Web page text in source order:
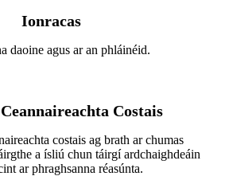
Ionracas
daoine agus ar an phláinéid.
Costais
costais ag brath ar chumas
a ísliú chun táirgí ardchaighdeáin
ar phraghsanna réasúnta.